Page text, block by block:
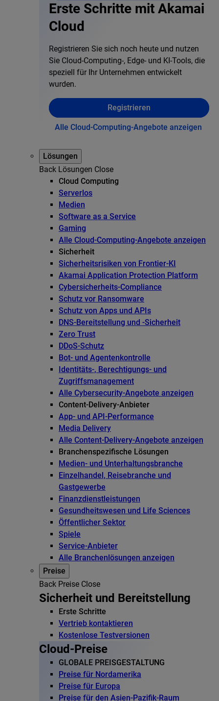
Erste Schritte mit Akamai
Cloud
Registrieren Sie sich noch heute und nutzen
Sie Cloud-Computing-, Edge- und KI-Tools, die
speziell für Ihr Unternehmen entwickelt
wurden.
Registrieren
Alle Cloud-Computing-Angebote anzeigen
Lösungen
Back Lösungen Close
Cloud Computing
Serverlos
Medien
Software as a Service
Gaming
Alle Cloud-Computing-Angebote anzeigen
Sicherheit
Sicherheitsrisiken von Frontier-KI
Akamai Application Protection Platform
Cybersicherheits-Compliance
Schutz vor Ransomware
Schutz von Apps und APIs
DNS-Bereitstellung und -Sicherheit
Zero Trust
DDoS-Schutz
Bot- und Agentenkontrolle
Identitäts-, Berechtigungs- und
Zugriffsmanagement
Alle Cybersecurity-Angebote anzeigen
Content-Delivery-Anbieter
App- und API-Performance
Media Delivery
Alle Content-Delivery-Angebote anzeigen
Branchenspezifische Lösungen
Medien- und Unterhaltungsbranche
Einzelhandel, Reisebranche und
Gastgewerbe
Finanzdienstleistungen
Gesundheitswesen und Life Sciences
Öffentlicher Sektor
Spiele
Service-Anbieter
Alle Branchenlösungen anzeigen
Preise
Back Preise Close
Sicherheit und Bereitstellung
Erste Schritte
Vertrieb kontaktieren
Kostenlose Testversionen
Cloud-Preise
GLOBALE PREISGESTALTUNG
Preise für Nordamerika
Preise für Europa
Preise für den Asien-Pazifik-Raum